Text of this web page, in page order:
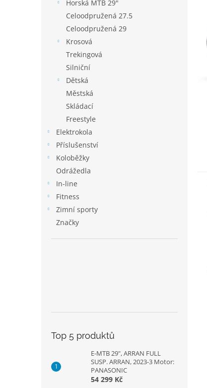
Horská MTB 29"
Celoodpružená 27.5
Celoodpružená 29
Krosová
Trekingová
Silniční
Dětská
Městská
Skládací
Freestyle
Elektrokola
Příslušenství
Koloběžky
Odrážedla
In-line
Fitness
Zimní sporty
Značky
Top 5 produktů
E-MTB 29", ARRAN FULL
SUSP. ARRAN, 2023-3 Motor:
PANASONIC
54 299 Kč